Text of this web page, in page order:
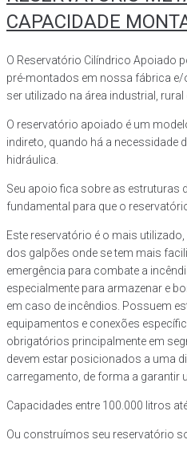
CAPACIDADE
O Reservatório Cilíndrico Apoiado
pré-montados em nossa fábrica e/
ser utilizado na área industrial,
O reservatório apoiado é um
indireto, quando há a necessidade
hidráulica.
Seu apoio fica sobre as estruturas
fundamental para que o
Este reservatório é o mais
dos galpões onde se tem mais
emergência para combate a
especialmente para armazenar e
em caso de incêndios. Possuem
equipamentos e conexões
obrigatórios principalmente em
devem estar posicionados a uma
carregamento, de forma a garantir
Capacidades entre 100.000 litros
Ou construímos seu reservatório